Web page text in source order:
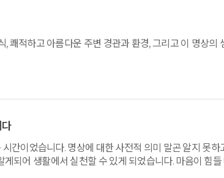
능
, 쾌적하고 아름다운 주변 경관과 환경, 그리고 이 명상
간이었습니다. 명상에 대한 사전적 의미 말곤 알지 못
되어 생활에서 실천할 수 있게 되었습니다. 마음이 힘
때 이 곳에서 명상을 하면 어쩌면 목적을 얻을 수 있을